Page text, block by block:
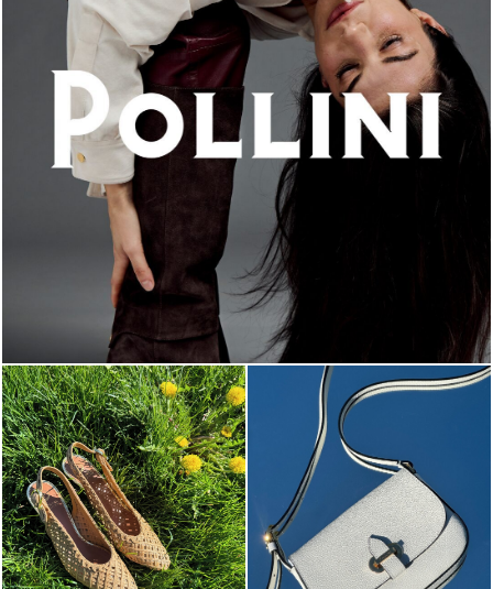
An ode to the house’s vibrant Italian roots, the new...